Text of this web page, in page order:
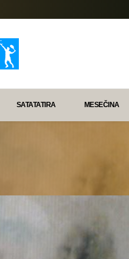
SATATATIRA MESEČINA